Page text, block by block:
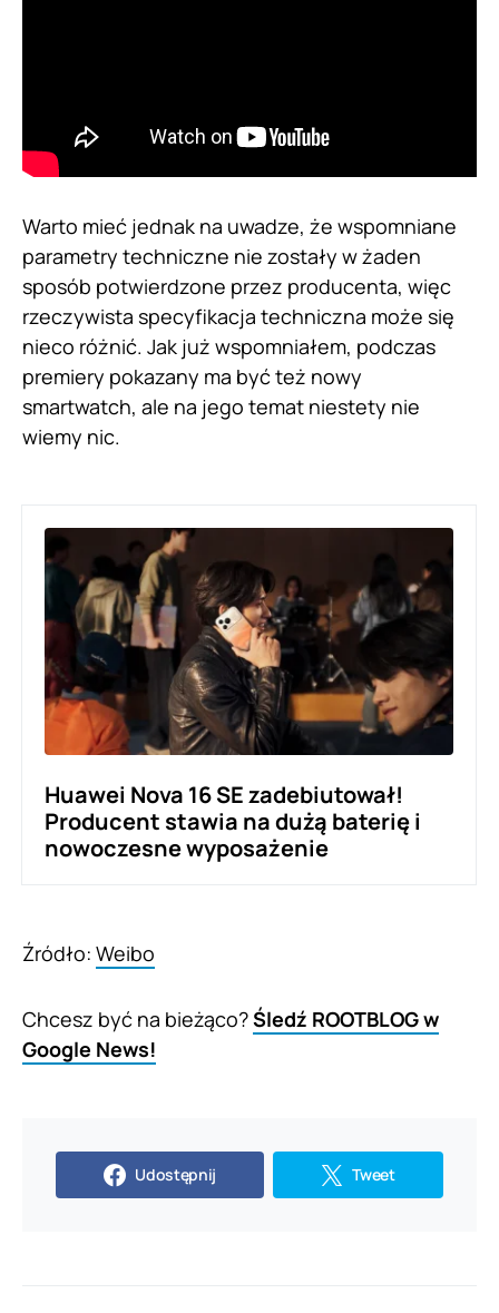
Warto mieć jednak na uwadze, że wspomniane
parametry techniczne nie zostały w żaden
sposób potwierdzone przez producenta, więc
rzeczywista specyfikacja techniczna może się
nieco różnić. Jak już wspomniałem, podczas
premiery pokazany ma być też nowy
smartwatch, ale na jego temat niestety nie
wiemy nic.
Huawei Nova 16 SE zadebiutował!
Producent stawia na dużą baterię i
nowoczesne wyposażenie
Źródło: Weibo
Chcesz być na bieżąco?Śledź ROOTBLOG w
Google News!
Udostępnij Tweet